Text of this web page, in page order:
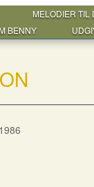
MELODIER TIL
BENNY